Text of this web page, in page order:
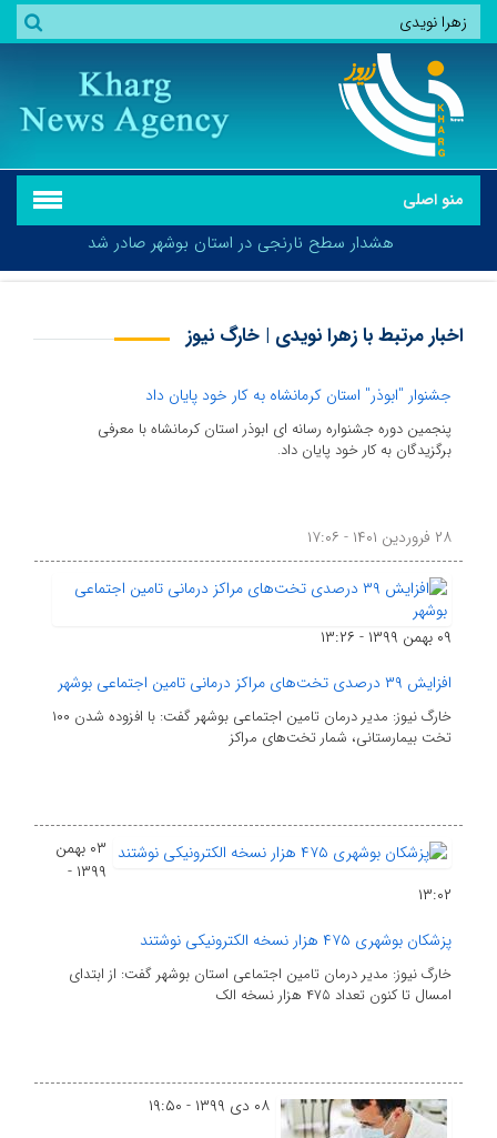
منو اصلی
هشدار سطح نارنجی در استان بوشهر صادر شد
هشدار سطح نارنجی در استان بوشهر صادر شد
اخبار مرتبط با زهرا نویدی | خارگ نیوز
جشنوار "ابوذر" استان کرمانشاه به کار خود پایان داد
پنجمین دوره جشنواره رسانه ای ابوذر استان کرمانشاه با معرفی
برگزیدگان به کار خود پایان داد.
۲۸ فروردین ۱۴۰۱ - ۱۷:۰۶
۰۹ بهمن ۱۳۹۹ - ۱۳:۲۶
افزایش ۳۹ درصدی تخت‌های مراکز درمانی تامین اجتماعی بوشهر
خارگ نیوز: مدیر درمان تامین اجتماعی بوشهر گفت: با افزوده شدن ۱۰۰
تخت بیمارستانی، شمار تخت‌های مراکز
۰۳ بهمن
۱۳۹۹ -
۱۳:۰۲
پزشکان بوشهری ۴۷۵ هزار نسخه الکترونیکی نوشتند
خارگ نیوز: مدیر درمان تامین اجتماعی استان بوشهر گفت: از ابتدای
امسال تا کنون تعداد ۴۷۵ هزار نسخه الک
۰۸ دی ۱۳۹۹ - ۱۹:۵۰